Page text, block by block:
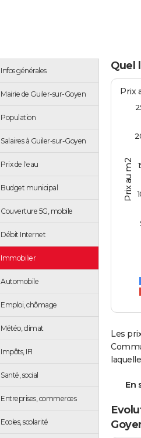
Infos générales
Mairie de Guiler-sur-Goyen
Population
Salaires à Guiler-sur-Goyen
Prix de l'eau
Budget municipal
Couverture 5G, mobile
Débit Internet
Immobilier
Automobile
Emploi, chômage
Météo, climat
Impôts, IFI
Santé, social
Entreprises, commerces
Ecoles, scolarité
Quel
Prix au m2
Prix
Les
En